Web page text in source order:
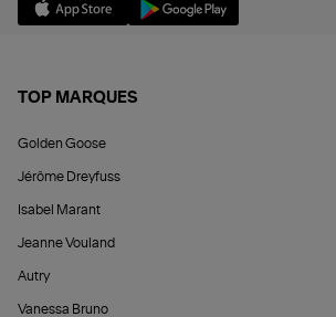
TOP MARQUES
Golden Goose
Jérôme Dreyfuss
Isabel Marant
Jeanne Vouland
Autry
Vanessa Bruno